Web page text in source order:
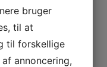
her.
her
bruger
til at
til forskellige
annoncering,